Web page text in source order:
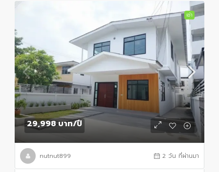
เช่า
29,998 บาท/ปี
nutnut899 2 วัน ที่ผ่านมา